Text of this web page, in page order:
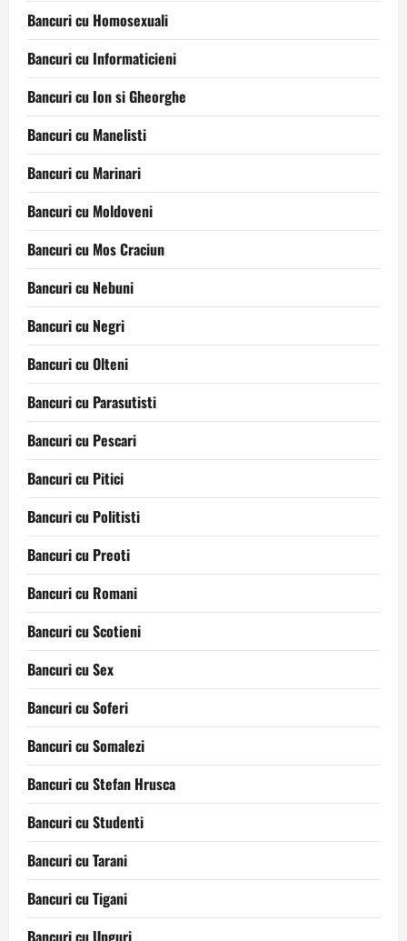
Bancuri cu Homosexuali
Bancuri cu Informaticieni
Bancuri cu Ion si Gheorghe
Bancuri cu Manelisti
Bancuri cu Marinari
Bancuri cu Moldoveni
Bancuri cu Mos Craciun
Bancuri cu Nebuni
Bancuri cu Negri
Bancuri cu Olteni
Bancuri cu Parasutisti
Bancuri cu Pescari
Bancuri cu Pitici
Bancuri cu Politisti
Bancuri cu Preoti
Bancuri cu Romani
Bancuri cu Scotieni
Bancuri cu Sex
Bancuri cu Soferi
Bancuri cu Somalezi
Bancuri cu Stefan Hrusca
Bancuri cu Studenti
Bancuri cu Tarani
Bancuri cu Tigani
Bancuri cu Unguri